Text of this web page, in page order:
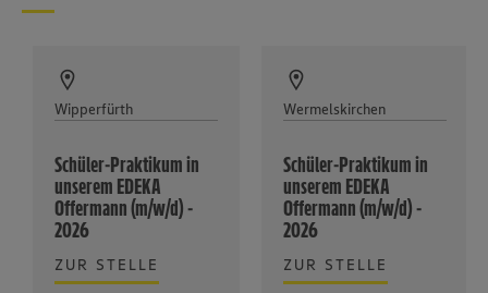
Wipperfürth
Schüler-Praktikum in
unserem EDEKA
Offermann (m/w/d) -
2026
ZUR STELLE
Wermelskirchen
Schüler-Praktikum in
unserem EDEKA
Offermann (m/w/d) -
2026
ZUR STELLE